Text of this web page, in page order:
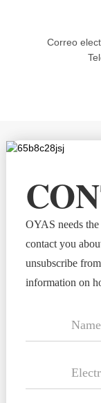
Correo
OYAS needs
contact you
unsubscribe
information on